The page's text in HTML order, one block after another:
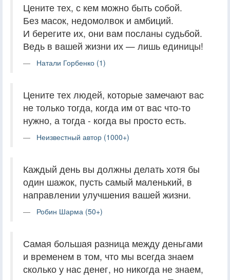
Цените тех, с кем можно быть собой.
Без масок, недомолвок и амбиций.
И берегите их, они вам посланы судьбой.
Ведь в вашей жизни их — лишь единицы!
Натали Горбенко (1)
Цените тех людей, которые замечают вас
не только тогда, когда им от вас что-то
нужно, а тогда - когда вы просто есть.
Неизвестный автор (1000+)
Каждый день вы должны делать хотя бы
один шажок, пусть самый маленький, в
направлении улучшения вашей жизни.
Робин Шарма (50+)
Самая большая разница между деньгами
и временем в том, что мы всегда знаем
сколько у нас денег, но никогда не знаем,